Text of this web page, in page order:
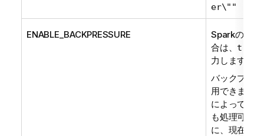
er\""
ENABLE_BACKPRESSURE
Sparkのバッ
合は、 true
力します。
バックプレ
用できます
によって最
も処理可能
に、現在の